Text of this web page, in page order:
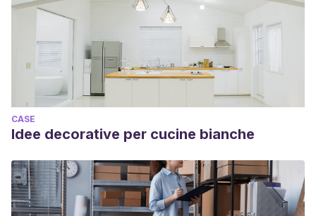
CASE
Idee decorative per cucine bianche